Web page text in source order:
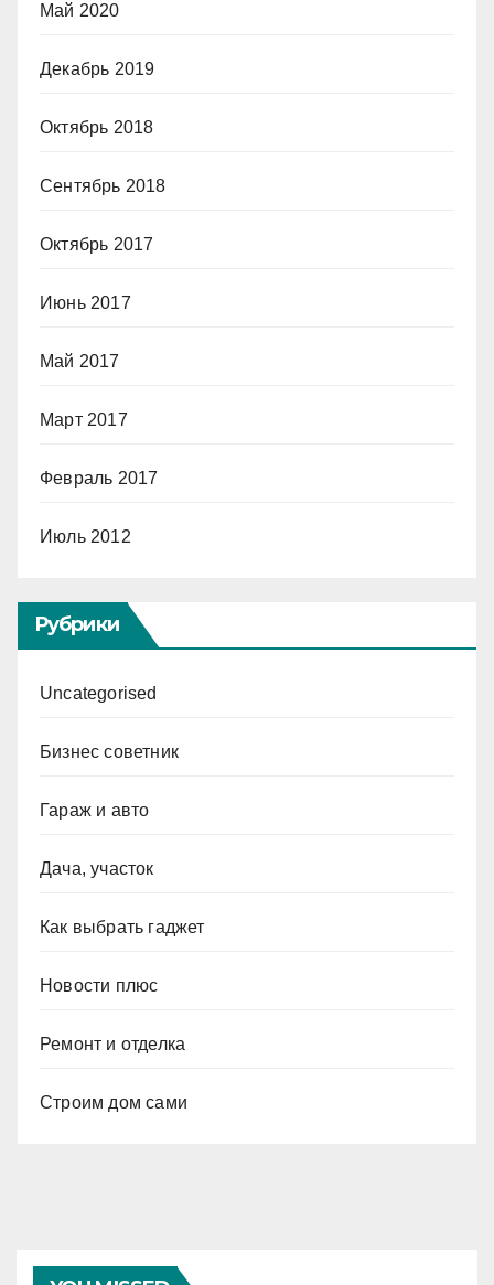
Май 2020
Декабрь 2019
Октябрь 2018
Сентябрь 2018
Октябрь 2017
Июнь 2017
Май 2017
Март 2017
Февраль 2017
Июль 2012
Рубрики
Uncategorised
Бизнес советник
Гараж и авто
Дача, участок
Как выбрать гаджет
Новости плюс
Ремонт и отделка
Строим дом сами